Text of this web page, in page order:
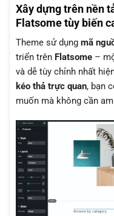
Xây dựng trên nền
Flatsome tùy biến
Theme sử dụng mã
triển trên Flatsome –
và dễ tùy chỉnh nhất
kéo thả trực quan, bạn
muốn mà không cần